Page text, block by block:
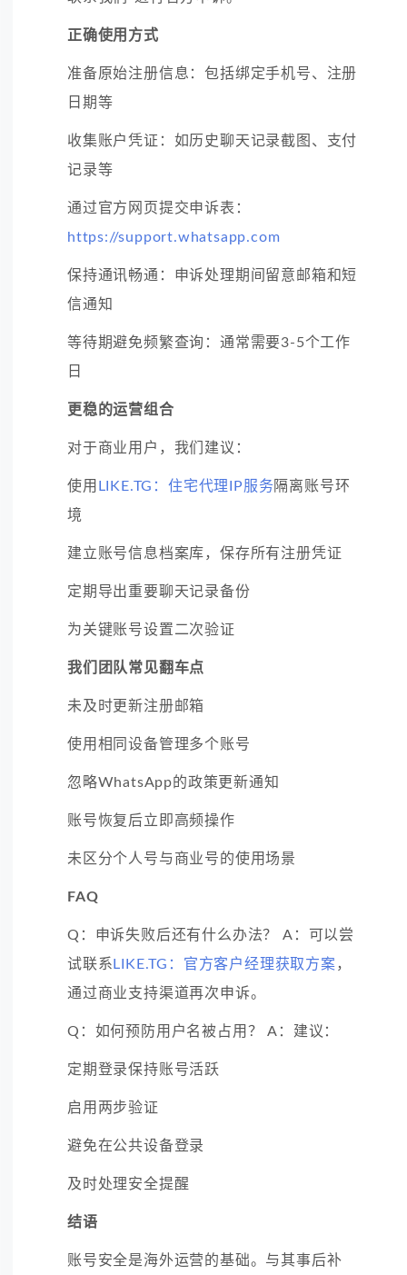
正确使用方式
准备原始注册信息：包括绑定手机号、注册
日期等
收集账户凭证：如历史聊天记录截图、支付
记录等
通过官方网页提交申诉表：
https://support.whatsapp.com
保持通讯畅通：申诉处理期间留意邮箱和短
信通知
等待期避免频繁查询：通常需要3-5个工作
日
更稳的运营组合
对于商业用户，我们建议：
使用 LIKE.TG：住宅代理IP服务 隔离账号环
境
建立账号信息档案库，保存所有注册凭证
定期导出重要聊天记录备份
为关键账号设置二次验证
我们团队常见翻车点
未及时更新注册邮箱
使用相同设备管理多个账号
忽略WhatsApp的政策更新通知
账号恢复后立即高频操作
未区分个人号与商业号的使用场景
FAQ
Q：申诉失败后还有什么办法？ A：可以尝
试联系 LIKE.TG：官方客户经理获取方案 ，
通过商业支持渠道再次申诉。
Q：如何预防用户名被占用？ A：建议：
定期登录保持账号活跃
启用两步验证
避免在公共设备登录
及时处理安全提醒
结语
账号安全是海外运营的基础。与其事后补